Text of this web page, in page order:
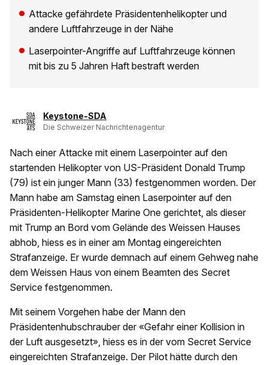
Attacke gefährdete Präsidentenhelikopter und
andere Luftfahrzeuge in der Nähe
Laserpointer-Angriffe auf Luftfahrzeuge können
mit bis zu 5 Jahren Haft bestraft werden
Keystone-SDA
Die Schweizer Nachrichtenagentur
Nach einer Attacke mit einem Laserpointer auf den
startenden Helikopter von US-Präsident Donald Trump
(79) ist ein junger Mann (33) festgenommen worden. Der
Mann habe am Samstag einen Laserpointer auf den
Präsidenten-Helikopter Marine One gerichtet, als dieser
mit Trump an Bord vom Gelände des Weissen Hauses
abhob, hiess es in einer am Montag eingereichten
Strafanzeige. Er wurde demnach auf einem Gehweg nahe
dem Weissen Haus von einem Beamten des Secret
Service festgenommen.
Mit seinem Vorgehen habe der Mann den
Präsidentenhubschrauber der «Gefahr einer Kollision in
der Luft ausgesetzt», hiess es in der vom Secret Service
eingereichten Strafanzeige. Der Pilot hätte durch den